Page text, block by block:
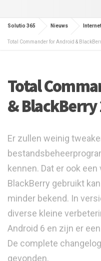
Solutio 365 Nieuws
Total Commander for Android &
Total
& BlackBerry
Er zullen weinig
kennen. Dat er ook
BlackBerry gebruikt
minder bekend. In
diverse kleine
Android 6 en zijn er
De complete
gevonden.